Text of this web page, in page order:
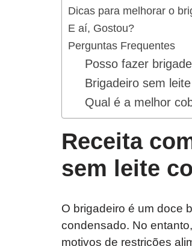
Dicas para melhorar o
E aí, Gostou?
Perguntas Frequentes
Posso fazer
Brigadeiro sem
Qual é a melhor
Receita
sem leite
O brigadeiro é um doce
condensado. No
motivos de restrições